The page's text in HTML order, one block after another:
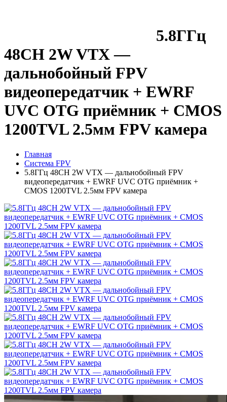
5.8ГГц
48CH 2W VTX —
дальнобойный FPV
видеопередатчик + EWRF
UVC OTG приёмник + CMOS
1200TVL 2.5мм FPV камера
Главная
Система FPV
5.8ГГц 48CH 2W VTX — дальнобойный FPV
видеопередатчик + EWRF UVC OTG приёмник +
CMOS 1200TVL 2.5мм FPV камера